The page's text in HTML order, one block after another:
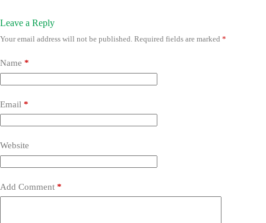
Leave a Reply
Your email address will not be published. Required fields are marked *
Name *
Email *
Website
Add Comment *